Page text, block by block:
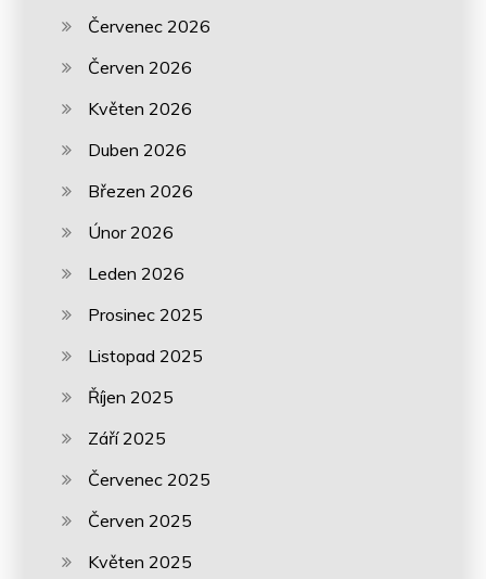
Červenec 2026
Červen 2026
Květen 2026
Duben 2026
Březen 2026
Únor 2026
Leden 2026
Prosinec 2025
Listopad 2025
Říjen 2025
Září 2025
Červenec 2025
Červen 2025
Květen 2025